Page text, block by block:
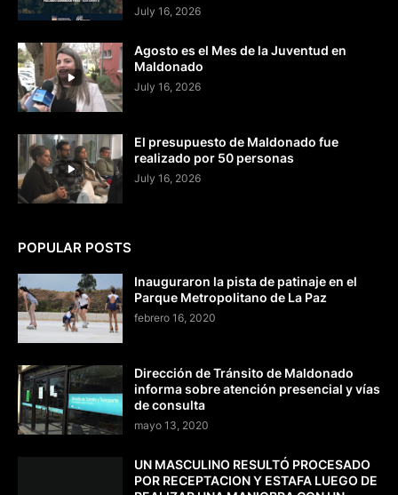
July 16, 2026
Agosto es el Mes de la Juventud en
Maldonado
July 16, 2026
El presupuesto de Maldonado fue
realizado por 50 personas
July 16, 2026
POPULAR POSTS
Inauguraron la pista de patinaje en el
Parque Metropolitano de La Paz
febrero 16, 2020
Dirección de Tránsito de Maldonado
informa sobre atención presencial y vías
de consulta
mayo 13, 2020
UN MASCULINO RESULTÓ PROCESADO
POR RECEPTACION Y ESTAFA LUEGO DE